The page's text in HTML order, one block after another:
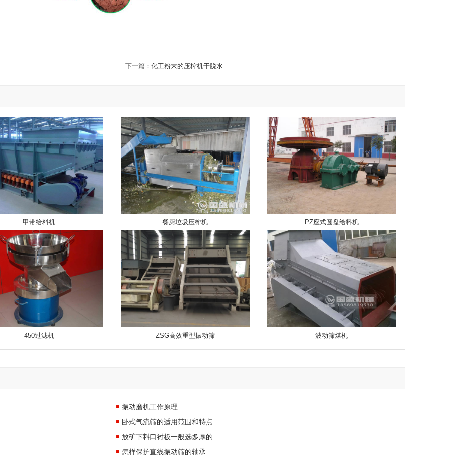
下一篇： 化工粉末的压榨机干脱水
甲带给料机 餐厨垃圾压榨机 PZ座式圆盘给料机
450过滤机 ZSG高效重型振动筛 波动筛煤机
振动磨机工作原理
卧式气流筛的适用范围和特点
放矿下料口衬板一般选多厚的
怎样保护直线振动筛的轴承